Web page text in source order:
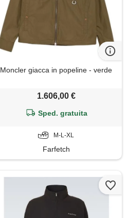
Moncler giacca in popeline - verde
1.606,00 €
Sped. gratuita
M-L-XL
Farfetch